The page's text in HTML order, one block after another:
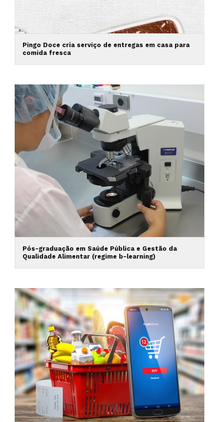
Pingo Doce cria serviço de entregas em casa para
comida fresca
Pós-graduação em Saúde Pública e Gestão da
Qualidade Alimentar (regime b-learning)